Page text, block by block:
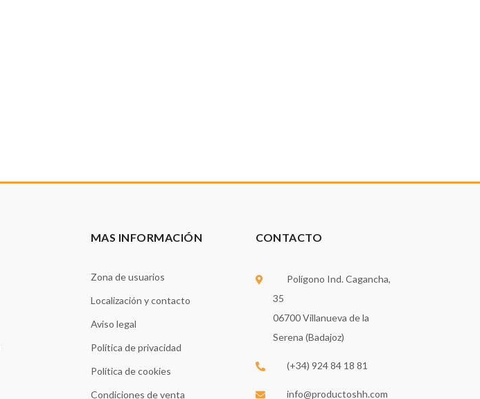
MAS INFORMACIÓN
Zona de usuarios
Localización y contacto
Aviso legal
Política de privacidad
Política de cookies
Condiciones de venta
CONTACTO
Polígono Ind. Cagancha,
35
06700 Villanueva de la
Serena (Badajoz)
(+34) 924 84 18 81
info@productoshh.com